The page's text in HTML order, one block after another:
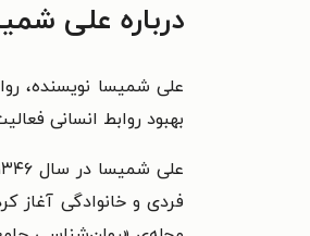
درباره علی
علی شمیسا نویسنده،
بهبود روابط انسانی
فردی و خانوادگی آغاز